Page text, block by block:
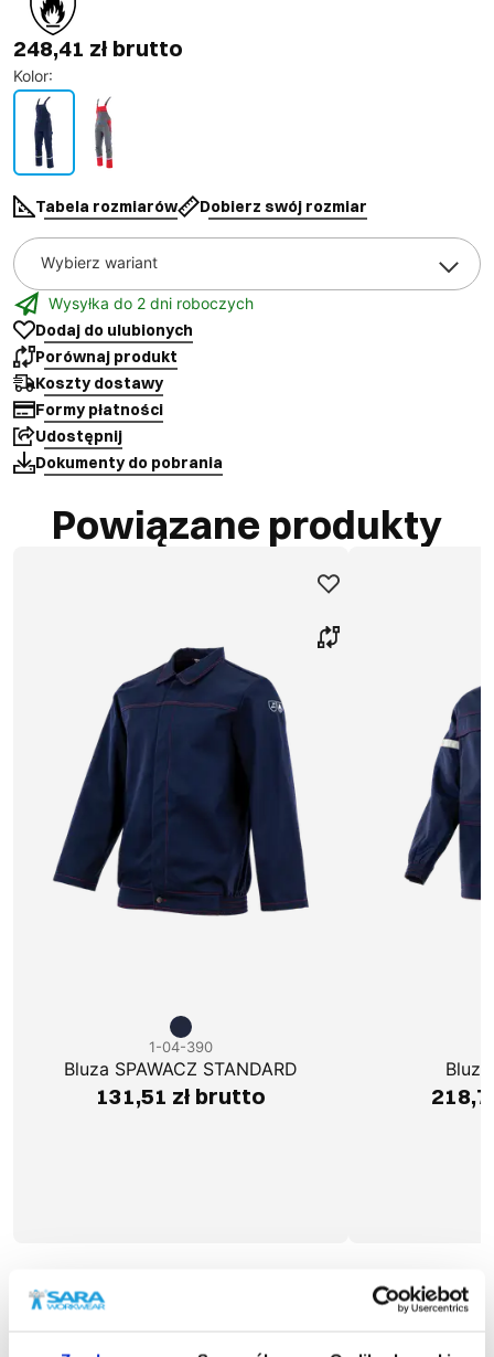
248,41 zł brutto
Kolor:
Tabela rozmiarów Dobierz swój rozmiar
Wybierz wariant
Wysyłka do 2 dni roboczych
Dodaj do ulubionych
Porównaj produkt
Koszty dostawy
Formy płatności
Udostępnij
Dokumenty do pobrania
Powiązane produkty
1-04-390
Bluza SPAWACZ STANDARD
131,51 zł brutto